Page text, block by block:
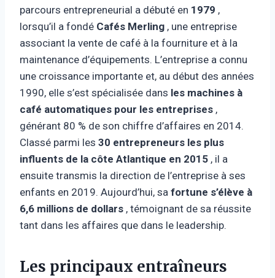
parcours entrepreneurial a débuté en 1979 ,
lorsqu’il a fondé Cafés Merling , une entreprise
associant la vente de café à la fourniture et à la
maintenance d’équipements. L’entreprise a connu
une croissance importante et, au début des années
1990, elle s’est spécialisée dans les machines à
café automatiques pour les entreprises ,
générant 80 % de son chiffre d’affaires en 2014.
Classé parmi les 30 entrepreneurs les plus
influents de la côte Atlantique en 2015 , il a
ensuite transmis la direction de l’entreprise à ses
enfants en 2019. Aujourd’hui, sa fortune s’élève à
6,6 millions de dollars , témoignant de sa réussite
tant dans les affaires que dans le leadership.
Les principaux entraîneurs